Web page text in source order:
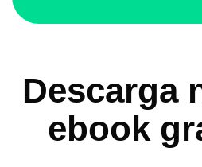
Descarga
ebook